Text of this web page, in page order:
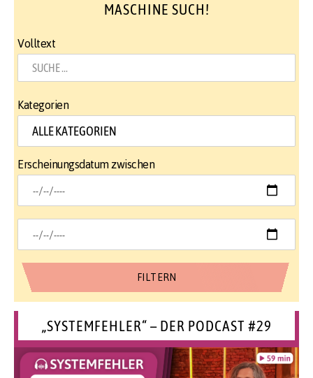
MASCHINE SUCH!
Volltext
Kategorien
Erscheinungsdatum zwischen
„SYSTEMFEHLER“ – DER PODCAST #29